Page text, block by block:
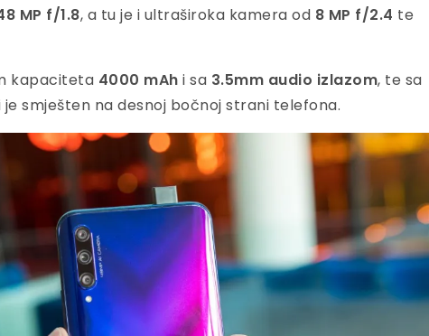
MP f/1.8, a tu je i ultraširoka kamera od 8 MP f/2.4 te
kapaciteta 4000 mAh i sa 3.5mm audio izlazom, te sa
smješten na desnoj bočnoj strani telefona.